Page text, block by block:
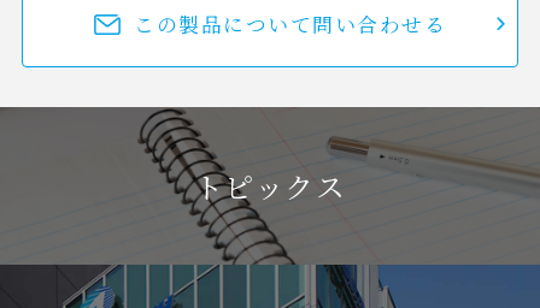
この製品について問い合わせる
トピックス